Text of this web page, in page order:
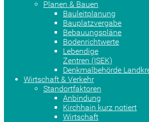
Planen & Bauen
Bauleitplanung
Bauplatzvergabe
Bebauungspläne
Bodenrichtwerte
Lebendige
Zentren (ISEK)
Denkmalbehörde
Wirtschaft & Verkehr
Standortfaktoren
Anbindung
Kirchhain kurz notiert
Wirtschaft